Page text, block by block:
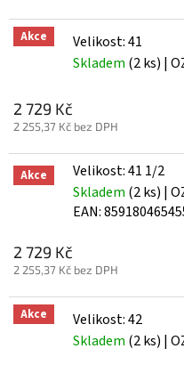
Akce
Velikost: 41
Skladem (2 ks) |
2 729 Kč
2 255,37 Kč bez DPH
Akce
Velikost: 41 1/2
Skladem (2 ks) |
EAN:
2 729 Kč
2 255,37 Kč bez DPH
Akce
Velikost: 42
Skladem (2 ks) |